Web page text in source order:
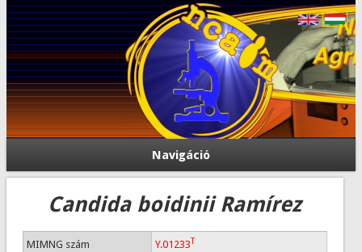
Navigáció
Candida boidinii Ramírez
MIMNG szám Y.01233T